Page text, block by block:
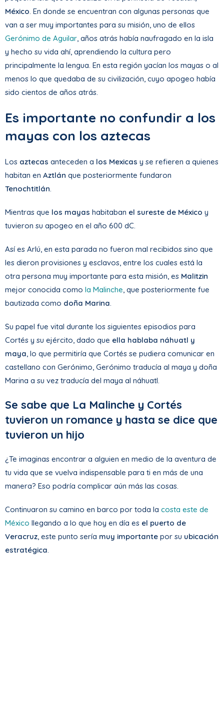
México . En donde se encuentran con algunas personas que
van a ser muy importantes para su misión, uno de ellos
Gerónimo de Aguilar , años atrás había naufragado en la isla
y hecho su vida ahí, aprendiendo la cultura pero
principalmente la lengua. En esta región yacían los mayas o al
menos lo que quedaba de su civilización, cuyo apogeo había
sido cientos de años atrás.
Es importante no confundir a los
mayas con los aztecas
Los aztecas anteceden a los Mexicas y se refieren a quienes
habitan en Aztlán que posteriormente fundaron
Tenochtitlán
Mientras que los mayas habitaban el sureste de México y
tuvieron su apogeo en el año 600 dC.
Así es Arlú, en esta parada no fueron mal recibidos sino que
les dieron provisiones y esclavos, entre los cuales está la
otra persona muy importante para esta misión, es Malitzin
mejor conocida como la Malinche , que posteriormente fue
bautizada como doña Marina
Su papel fue vital durante los siguientes episodios para
Cortés y su ejército, dado que ella hablaba náhuatl y
maya , lo que permitiría que Cortés se pudiera comunicar en
castellano con Gerónimo, Gerónimo traducía al maya y doña
Marina a su vez traducía del maya al náhuatl.
Se sabe que La Malinche y Cortés
tuvieron un romance y hasta se dice que
tuvieron un hijo
¿Te imaginas encontrar a alguien en medio de la aventura de
tu vida que se vuelva indispensable para ti en más de una
manera? Eso podría complicar aún más las cosas.
Continuaron su camino en barco por toda la costa este de
México llegando a lo que hoy en día es el puerto de
Veracruz , este punto sería muy importante por su ubicación
estratégica